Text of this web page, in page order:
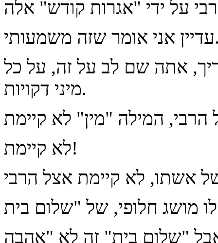
משמעותי.
אתה שם לב על זה, על כל
מיני דקויות.
לא קיימת!